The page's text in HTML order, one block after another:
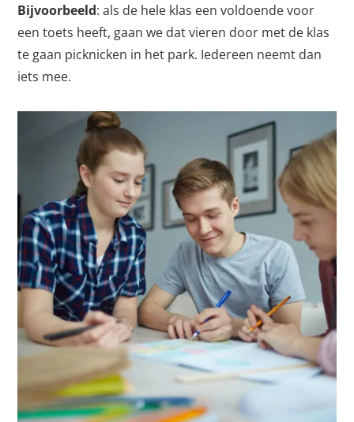
Bijvoorbeeld: als de hele klas een voldoende voor
een toets heeft, gaan we dat vieren door met de klas
te gaan picknicken in het park. Iedereen neemt dan
iets mee.